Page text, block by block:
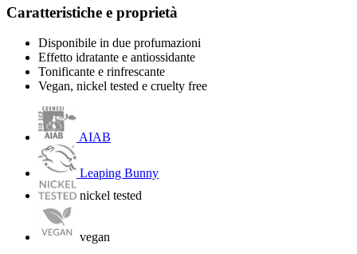
Caratteristiche e proprietà
Disponibile in due profumazioni
Effetto idratante e antiossidante
Tonificante e rinfrescante
Vegan, nickel tested e cruelty free
AIAB
Leaping Bunny
nickel tested
vegan